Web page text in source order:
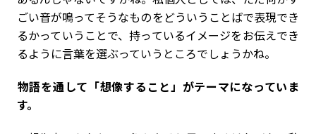
ごい音が鳴ってそうなものをどういうことばで表現でき
るかっていうことで、持っているイメージをお伝えでき
るように言葉を選ぶっていうところでしょうかね。
――物語を通して「想像すること」がテーマになっていま
す。